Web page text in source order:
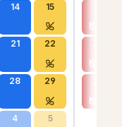
14 15
21 22
28 29
4 5